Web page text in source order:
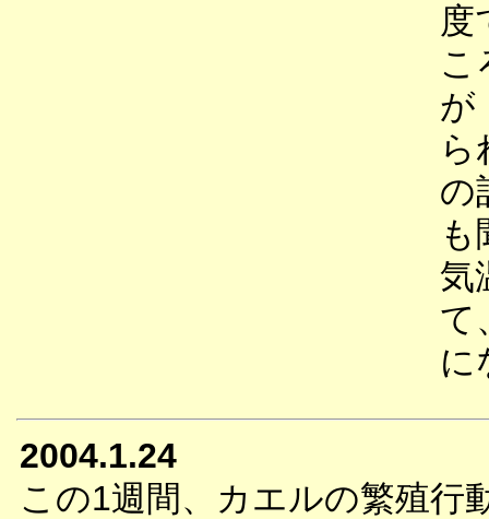
度
こ
が
ら
の
気
て
に
2004.1.24
この1週間、カエルの繁殖行